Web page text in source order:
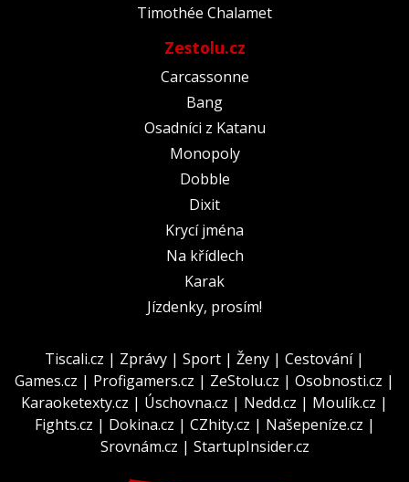
Timothée Chalamet
Zestolu.cz
Carcassonne
Bang
Osadníci z Katanu
Monopoly
Dobble
Dixit
Krycí jména
Na křídlech
Karak
Jízdenky, prosím!
Tiscali.cz | Zprávy | Sport | Ženy | Cestování|
Games.cz | Profigamers.cz | ZeStolu.cz | Osobnosti.cz |
Karaoketexty.cz | Úschovna.cz | Nedd.cz | Moulík.cz |
Fights.cz | Dokina.cz | CZhity.cz | Našepeníze.cz |
Srovnám.cz | StartupInsider.cz